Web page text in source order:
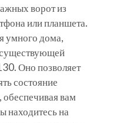
ворот из
или планшета.
умного дома,
существующей
Оно позволяет
состояние
вам
находитесь на